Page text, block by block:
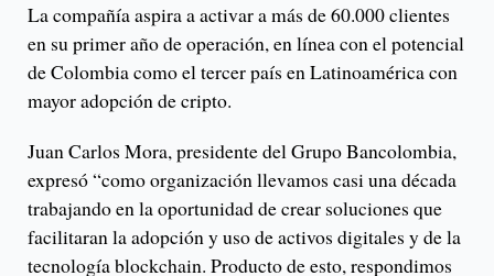
La compañía aspira a activar a más de 60.000 clientes
en su primer año de operación, en línea con el potencial
de Colombia como el tercer país en Latinoamérica con
mayor adopción de cripto.
Juan Carlos Mora, presidente del Grupo Bancolombia,
expresó “como organización llevamos casi una década
trabajando en la oportunidad de crear soluciones que
facilitaran la adopción y uso de activos digitales y de la
tecnología blockchain. Producto de esto, respondimos